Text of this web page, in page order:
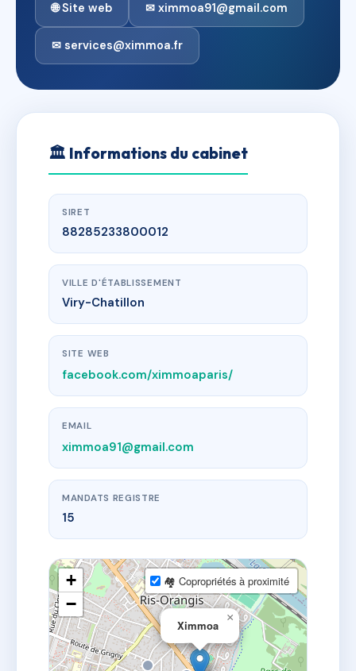
🌐 Site web ✉ ximmoa91@gmail.com
✉ services@ximmoa.fr
🏛 Informations du cabinet
SIRET
88285233800012
VILLE D'ÉTABLISSEMENT
Viry-Chatillon
SITE WEB
facebook.com/ximmoaparis/
EMAIL
ximmoa91@gmail.com
MANDATS REGISTRE
15
Ximmoa
×
+
−
🏘 Copropriétés à proximité